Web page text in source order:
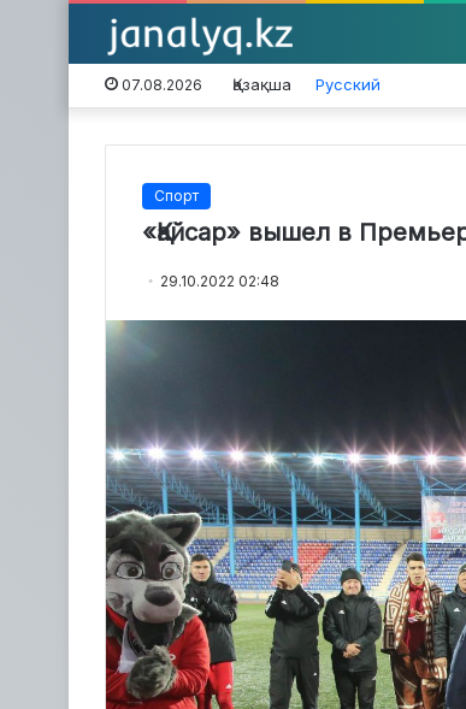
07.08.2026 Қазақша Русский
Спорт
«Қайсар» вышел в
29.10.2022 02:48